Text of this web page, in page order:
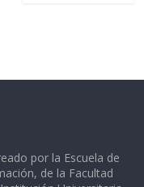
por la Escuela de
de la Facultad